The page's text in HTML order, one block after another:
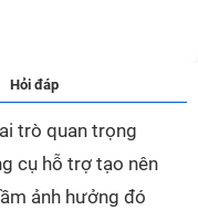
Hỏi đáp
trò quan trọng
cụ hỗ trợ tạo nên
ảnh hưởng đó